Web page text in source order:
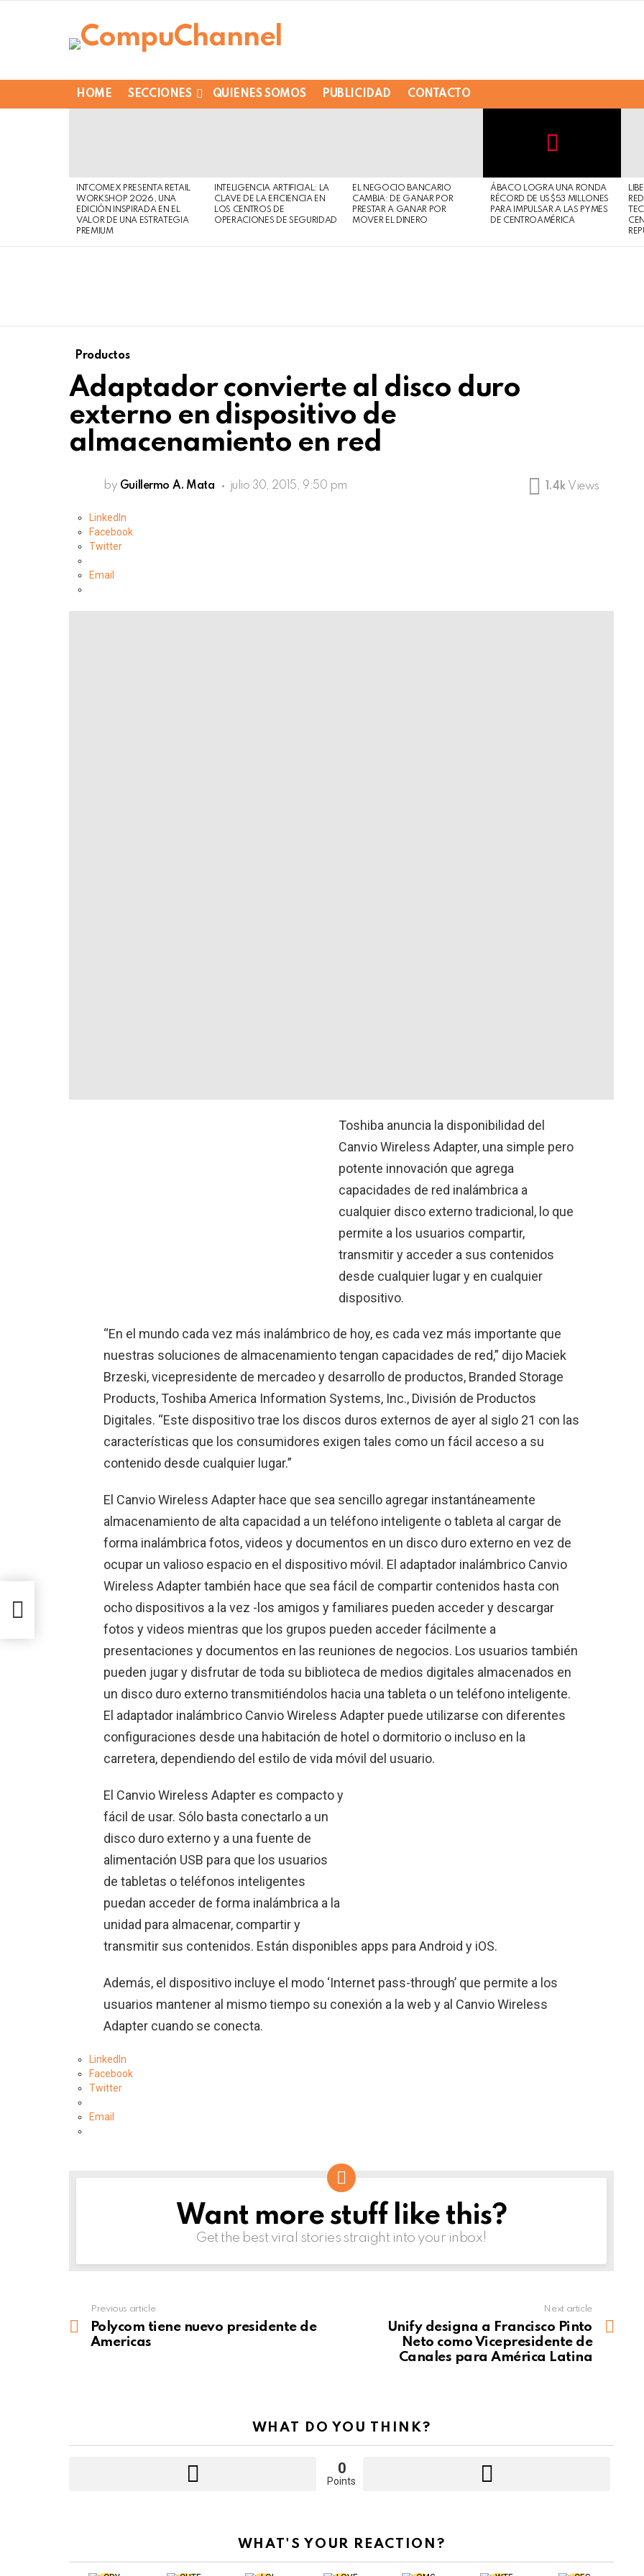
HOME SECCIONES QUIENES SOMOS PUBLICIDAD CONTACTO
INTCOMEX PRESENTA RETAIL
WORKSHOP 2026, UNA
EDICIÓN INSPIRADA EN EL
VALOR DE UNA ESTRATEGIA
PREMIUM
INTELIGENCIA ARTIFICIAL: LA
CLAVE DE LA EFICIENCIA EN
LOS CENTROS DE
OPERACIONES DE SEGURIDAD
EL NEGOCIO BANCARIO
CAMBIA: DE GANAR POR
PRESTAR A GANAR POR
MOVER EL DINERO
Safe
For
Work
view
this
post
ÁBACO LOGRA UNA RONDA
RÉCORD DE US$53 MILLONES
PARA IMPULSAR A LAS PYMES
DE CENTROAMÉRICA
Productos
Adaptador convierte al disco duro
externo en dispositivo de
almacenamiento en red
by Guillermo A. Mata julio 30, 2015, 9:50 pm 1.4k Views
LinkedIn
Facebook
Twitter
Email
Toshiba anuncia la disponibilidad del
Canvio Wireless Adapter, una simple pero
potente innovación que agrega
capacidades de red inalámbrica a
cualquier disco externo tradicional, lo que
permite a los usuarios compartir,
transmitir y acceder a sus contenidos
desde cualquier lugar y en cualquier
dispositivo.
“En el mundo cada vez más inalámbrico de hoy, es cada vez más importante que
nuestras soluciones de almacenamiento tengan capacidades de red,” dijo Maciek
Brzeski, vicepresidente de mercadeo y desarrollo de productos, Branded Storage
Products, Toshiba America Information Systems, Inc., División de Productos
Digitales. “Este dispositivo trae los discos duros externos de ayer al siglo 21 con las
características que los consumidores exigen tales como un fácil acceso a su
contenido desde cualquier lugar.”
El Canvio Wireless Adapter hace que sea sencillo agregar instantáneamente
almacenamiento de alta capacidad a un teléfono inteligente o tableta al cargar de
forma inalámbrica fotos, videos y documentos en un disco duro externo en vez de
ocupar un valioso espacio en el dispositivo móvil. El adaptador inalámbrico Canvio
Wireless Adapter también hace que sea fácil de compartir contenidos hasta con
ocho dispositivos a la vez -los amigos y familiares pueden acceder y descargar
fotos y videos mientras que los grupos pueden acceder fácilmente a
presentaciones y documentos en las reuniones de negocios. Los usuarios también
pueden jugar y disfrutar de toda su biblioteca de medios digitales almacenados en
un disco duro externo transmitiéndolos hacia una tableta o un teléfono inteligente.
El adaptador inalámbrico Canvio Wireless Adapter puede utilizarse con diferentes
configuraciones desde una habitación de hotel o dormitorio o incluso en la
carretera, dependiendo del estilo de vida móvil del usuario.
El Canvio Wireless Adapter es compacto y
fácil de usar. Sólo basta conectarlo a un
disco duro externo y a una fuente de
alimentación USB para que los usuarios
de tabletas o teléfonos inteligentes
puedan acceder de forma inalámbrica a la
unidad para almacenar, compartir y
transmitir sus contenidos. Están disponibles apps para Android y iOS.
Además, el dispositivo incluye el modo ‘Internet pass-through’ que permite a los
usuarios mantener al mismo tiempo su conexión a la web y al Canvio Wireless
Adapter cuando se conecta.
LinkedIn
Facebook
Twitter
Email
NEWSLETTERWant more stuff like this?
Get the best viral stories straight into your inbox!
more
Previous article
Polycom tiene nuevo presidente de
Americas
Next article
Unify designa a Francisco Pinto
Neto como Vicepresidente de
Canales para América Latina
WHAT DO YOU THINK?
0
Points
WHAT'S YOUR REACTION?